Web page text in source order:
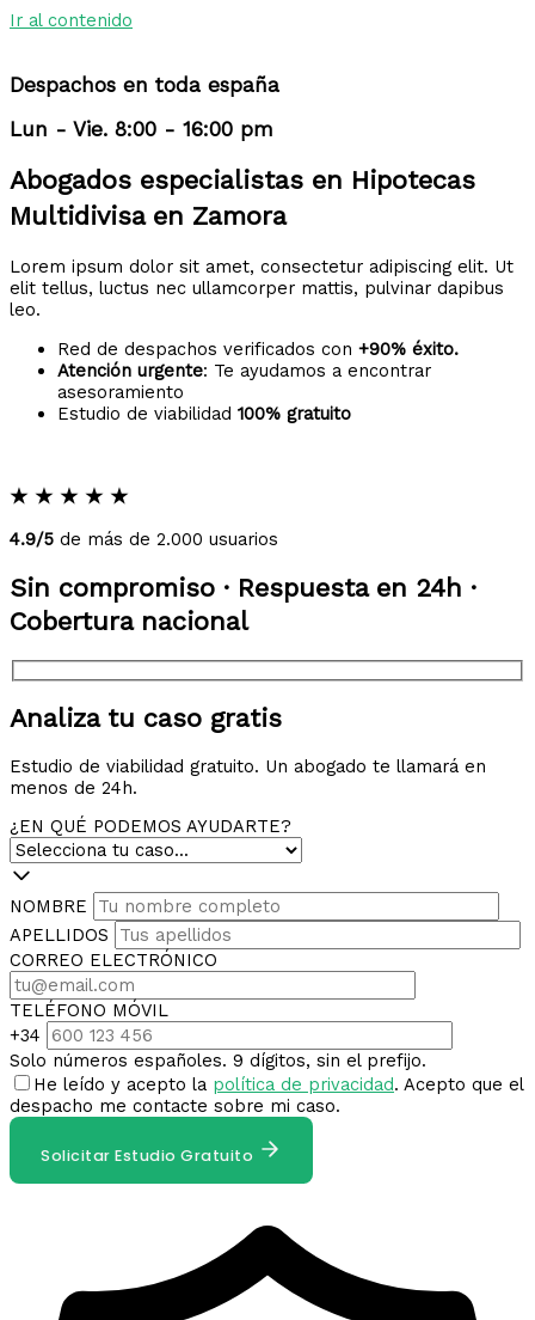
Ir al contenido
Despachos en toda españa
Lun - Vie. 8:00 - 16:00 pm
Abogados especialistas en Hipotecas
Multidivisa en Zamora
Lorem ipsum dolor sit amet, consectetur adipiscing elit. Ut
elit tellus, luctus nec ullamcorper mattis, pulvinar dapibus
leo.
Red de despachos verificados con +90% éxito.
Atención urgente: Te ayudamos a encontrar
asesoramiento
Estudio de viabilidad 100% gratuito
★ ★ ★ ★ ★
4.9/5 de más de 2.000 usuarios
Sin compromiso · Respuesta en 24h ·
Cobertura nacional
Analiza tu caso gratis
Estudio de viabilidad gratuito. Un abogado te llamará en
menos de 24h.
¿EN QUÉ PODEMOS AYUDARTE?
NOMBRE
APELLIDOS
CORREO ELECTRÓNICO
TELÉFONO MÓVIL
+34
Solo números españoles. 9 dígitos, sin el prefijo.
He leído y acepto la política de privacidad. Acepto que el
despacho me contacte sobre mi caso.
Solicitar Estudio Gratuito